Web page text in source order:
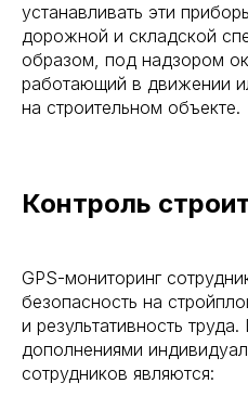
устанавливать эти
дорожной и складской
образом, под надзором
работающий в движении
на строительном объекте.
Контроль
GPS-мониторинг
безопасность на
и результативность
дополнениями
сотрудников являются: